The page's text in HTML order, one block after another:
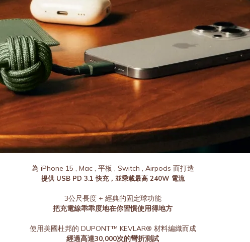
為 iPhone 15 , Mac , 平板 , Switch , Airpods 而打造
提供 USB PD 3.1 快充，並乘載最高 240W 電流
3公尺長度 + 經典的固定球功能
把充電線乖乖度地在你習慣使用得地方
使用美國杜邦的 DUPONT™ KEVLAR® 材料編織而成
經過高達30,000次的彎折測試